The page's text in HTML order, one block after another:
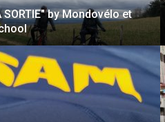
by Mondovélo et